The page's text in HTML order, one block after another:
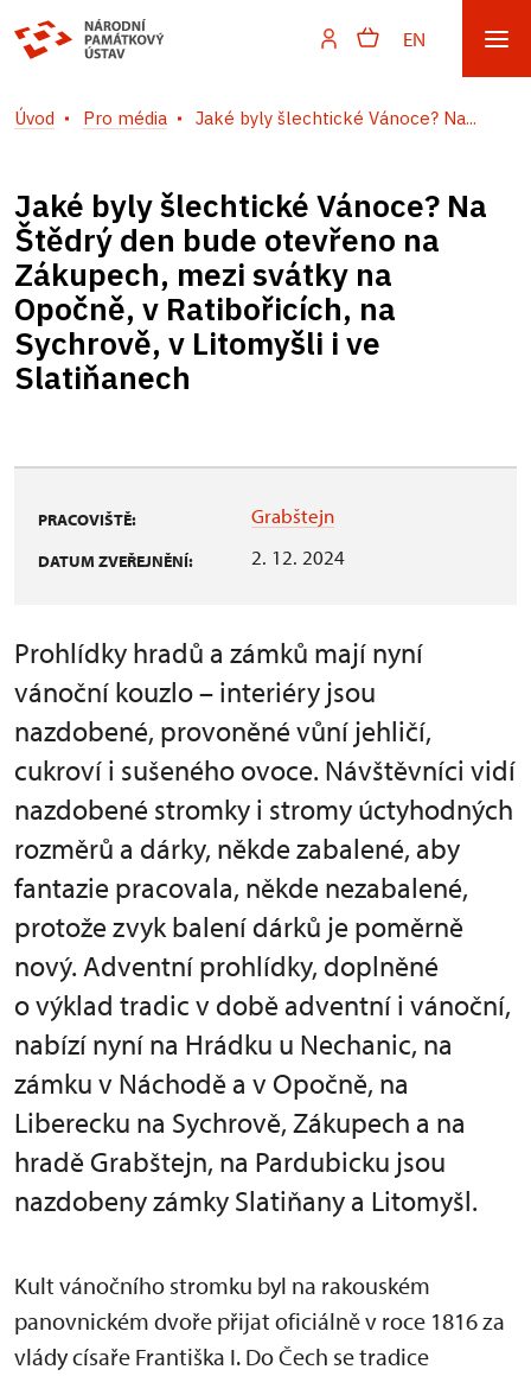
EN
Úvod Pro média Jaké byly šlechtické Vánoce? Na...
Jaké byly šlechtické Vánoce? Na
Štědrý den bude otevřeno na
Zákupech, mezi svátky na
Opočně, v Ratibořicích, na
Sychrově, v Litomyšli i ve
Slatiňanech
PRACOVIŠTĚ: Grabštejn
DATUM ZVEŘEJNĚNÍ: 2. 12. 2024
Prohlídky hradů a zámků mají nyní
vánoční kouzlo – interiéry jsou
nazdobené, provoněné vůní jehličí,
cukroví i sušeného ovoce. Návštěvníci vidí
nazdobené stromky i stromy úctyhodných
rozměrů a dárky, někde zabalené, aby
fantazie pracovala, někde nezabalené,
protože zvyk balení dárků je poměrně
nový. Adventní prohlídky, doplněné
o výklad tradic v době adventní i vánoční,
nabízí nyní na Hrádku u Nechanic, na
zámku v Náchodě a v Opočně, na
Liberecku na Sychrově, Zákupech a na
hradě Grabštejn, na Pardubicku jsou
nazdobeny zámky Slatiňany a Litomyšl.
Kult vánočního stromku byl na rakouském
panovnickém dvoře přijat oficiálně v roce 1816 za
vlády císaře Františka I. Do Čech se tradice